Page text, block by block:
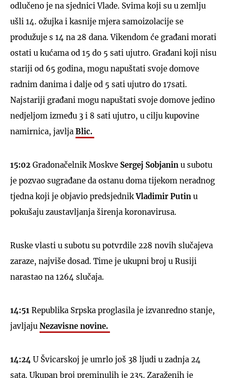
odlučeno je na sjednici Vlade. Svima koji su u zemlju
ušli 14. ožujka i kasnije mjera samoizolacije se
produžuje s 14 na 28 dana. Vikendom će građani morati
ostati u kućama od 15 do 5 sati ujutro. Građani koji nisu
stariji od 65 godina, mogu napuštati svoje domove
radnim danima i dalje od 5 sati ujutro do 17sati.
Najstariji građani mogu napuštati svoje domove jedino
nedjeljom između 3 i 8 sati ujutro, u cilju kupovine
namirnica, javlja Blic.
15:02 Gradonačelnik Moskve Sergej Sobjanin u subotu
je pozvao sugrađane da ostanu doma tijekom neradnog
tjedna koji je objavio predsjednikVladimir Putin u
pokušaju zaustavljanja širenja koronavirusa.
Ruske vlasti u subotu su potvrdile 228 novih slučajeva
zaraze, najviše dosad. Time je ukupni broj u Rusiji
narastao na 1264 slučaja.
14:51 Republika Srpska proglasila je izvanredno stanje,
javljaju Nezavisne novine.
14:24 U Švicarskoj je umrlo još 38 ljudi u zadnja 24
sata. Ukupan broj preminulih je 235. Zaraženih je